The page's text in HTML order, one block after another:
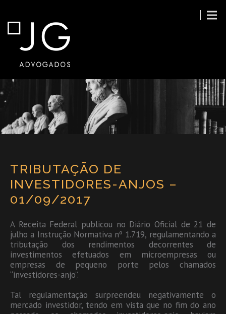
TRIBUTAÇÃO DE
INVESTIDORES-ANJOS –
01/09/2017
A Receita Federal publicou no Diário Oficial de 21 de
julho a Instrução Normativa nº 1.719, regulamentando a
tributação dos rendimentos decorrentes de
investimentos efetuados em microempresas ou
empresas de pequeno porte pelos chamados
“investidores-anjo”.
Tal regulamentação surpreendeu negativamente o
mercado investidor, tendo em vista que no fim do ano